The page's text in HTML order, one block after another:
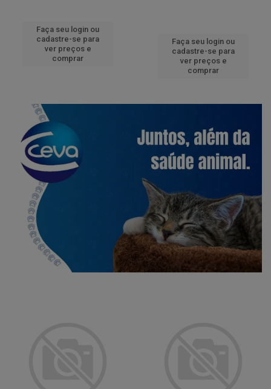
Faça seu login ou
cadastre-se para
ver preços e
comprar
Faça seu login ou
cadastre-se para
ver preços e
comprar